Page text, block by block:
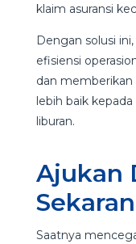
klaim asuransi
Dengan solusi
efisiensi
dan
lebih baik
liburan.
Ajukan
Saatnya